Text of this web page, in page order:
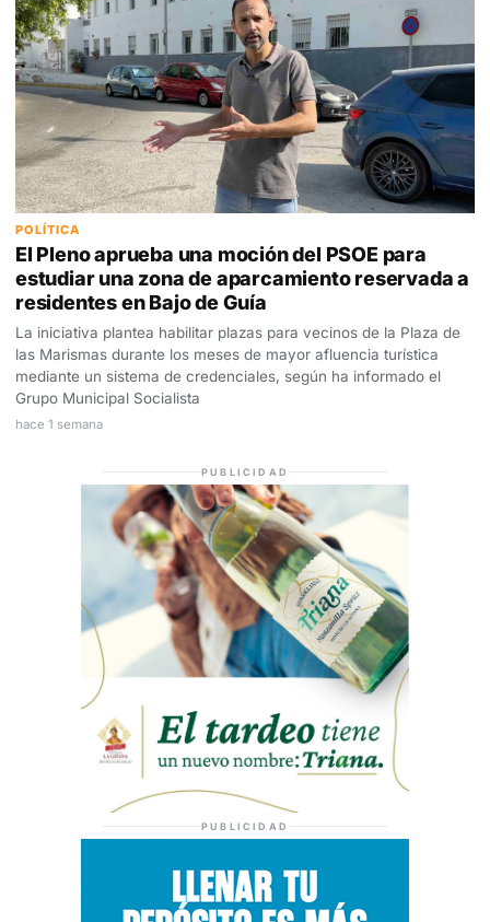
POLÍTICA
El Pleno aprueba una moción del PSOE para
estudiar una zona de aparcamiento reservada a
residentes en Bajo de Guía
La iniciativa plantea habilitar plazas para vecinos de la Plaza de
las Marismas durante los meses de mayor afluencia turística
mediante un sistema de credenciales, según ha informado el
Grupo Municipal Socialista
hace 1 semana
PUBLICIDAD
PUBLICIDAD